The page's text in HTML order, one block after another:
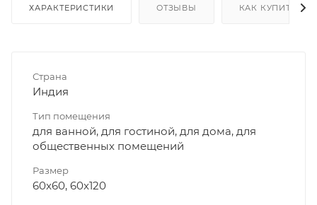
ХАРАКТЕРИСТИКИ ОТЗЫВЫ КАК КУПИТЬ
Страна
Индия
Тип помещения
для ванной, для гостиной, для дома, для
общественных помещений
Размер
60x60, 60x120